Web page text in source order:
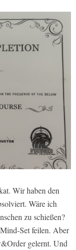
Wir haben den
Wäre ich
zu schießen?
Set feilen. Aber
gelernt. Und